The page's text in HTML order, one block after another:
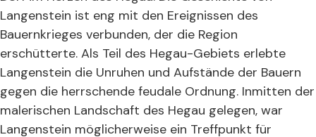
Langenstein ist eng mit den Ereignissen des
Bauernkrieges verbunden, der die Region
erschütterte. Als Teil des Hegau-Gebiets erlebte
Langenstein die Unruhen und Aufstände der Bauern
gegen die herrschende feudale Ordnung. Inmitten der
malerischen Landschaft des Hegau gelegen, war
Langenstein möglicherweise ein Treffpunkt für